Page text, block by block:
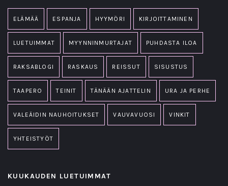
ELÄMÄÄ ESPANJA HYYMÖRI KIRJOITTAMINEN
LUETUIMMAT MYYNNINMURTAJAT PUHDASTA ILOA
RAKSABLOGI RASKAUS REISSUT SISUSTUS
TAAPERO TEINIT TÄNÄÄN AJATTELIN URA JA PERHE
VALEÄIDIN NAUHOITUKSET VAUVAVUOSI VINKIT
YHTEISTYÖT
KUUKAUDEN LUETUIMMAT